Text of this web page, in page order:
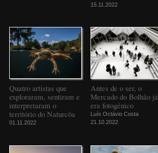
15.11.2022
Quatro artistas que
exploraram, sentiram e
interpretaram o
território do Naturcôa
01.11.2022
Antes de o ser, o
Mercado do Bolhão já
era fotogénico
Luís Octávio Costa
21.10.2022